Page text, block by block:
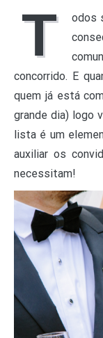
T
odos
concorrido. E
quem já está
grande dia) logo
lista é um
auxiliar os
necessitam!